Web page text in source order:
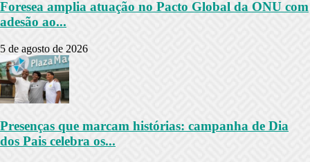
Foresea amplia atuação no Pacto Global da ONU com
adesão ao...
5 de agosto de 2026
Presenças que marcam histórias: campanha de Dia
dos Pais celebra os...